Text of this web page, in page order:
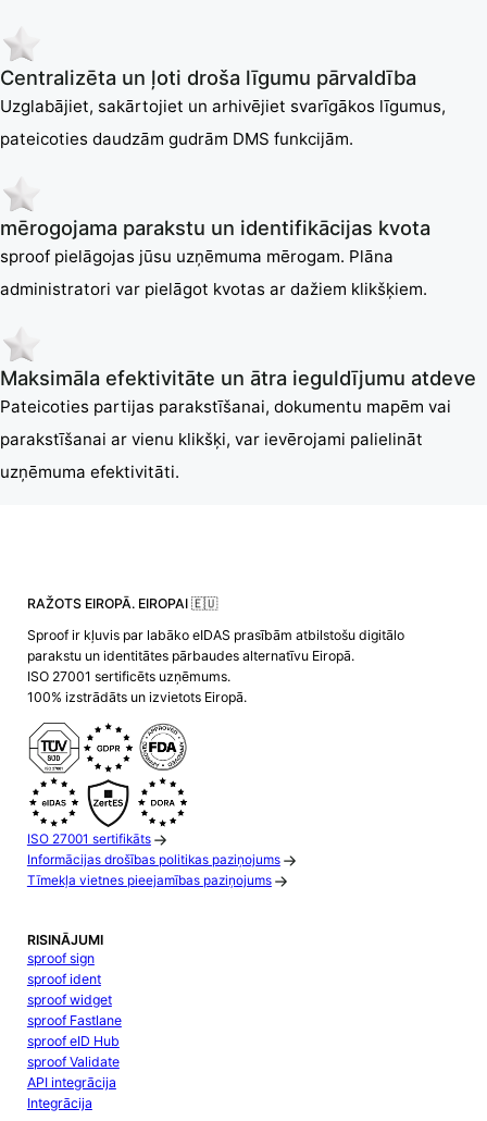
Centralizēta un ļoti droša līgumu pārvaldība
Uzglabājiet, sakārtojiet un arhivējiet svarīgākos līgumus,
pateicoties daudzām gudrām DMS funkcijām.
mērogojama parakstu un identifikācijas kvota
sproof pielāgojas jūsu uzņēmuma mērogam. Plāna
administratori var pielāgot kvotas ar dažiem klikšķiem.
Maksimāla efektivitāte un ātra ieguldījumu atdeve
Pateicoties partijas parakstīšanai, dokumentu mapēm vai
parakstīšanai ar vienu klikšķi, var ievērojami palielināt
uzņēmuma efektivitāti.
RAŽOTS EIROPĀ. EIROPAI 🇪🇺
Sproof ir kļuvis par labāko eIDAS prasībām atbilstošu digitālo
parakstu un identitātes pārbaudes alternatīvu Eiropā.
ISO 27001 sertificēts uzņēmums.
100% izstrādāts un izvietots Eiropā.
ISO 27001 sertifikāts
Informācijas drošības politikas paziņojums
Tīmekļa vietnes pieejamības paziņojums
RISINĀJUMI
sproof sign
sproof ident
sproof widget
sproof Fastlane
sproof eID Hub
sproof Validate
API integrācija
Integrācija